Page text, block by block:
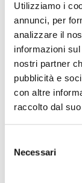
Utilizziamo i
annunci, per
analizzare il
informazioni
nostri partner
pubblicità e
con altre
raccolto dal
delNecessari
05 marzo 2027
Abbado
Stagione di
Teatro